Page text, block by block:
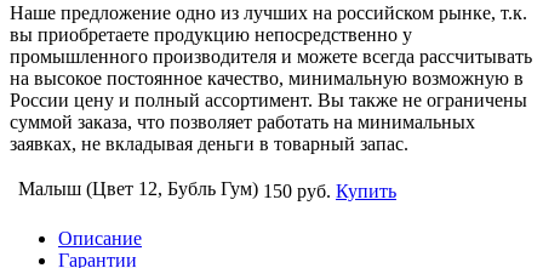
Наше предложение одно из лучших на российском рынке, т.к.
вы приобретаете продукцию непосредственно у
промышленного производителя и можете всегда рассчитывать
на высокое постоянное качество, минимальную возможную в
России цену и полный ассортимент. Вы также не ограничены
суммой заказа, что позволяет работать на минимальных
заявках, не вкладывая деньги в товарный запас.
Малыш (Цвет 12, Бубль Гум) 150 руб. Купить
Описание
Гарантии